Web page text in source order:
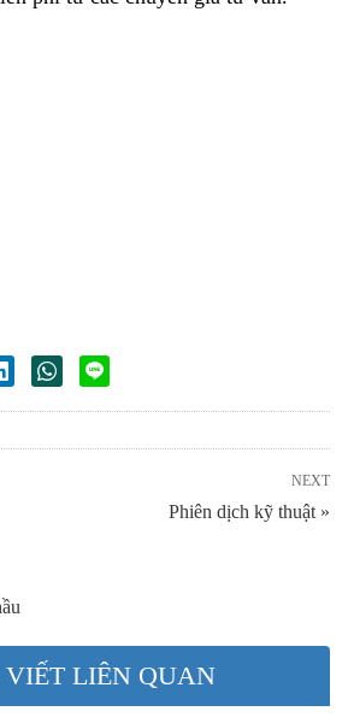
NEXT
Phiên dịch kỹ thuật »
LIÊN QUAN